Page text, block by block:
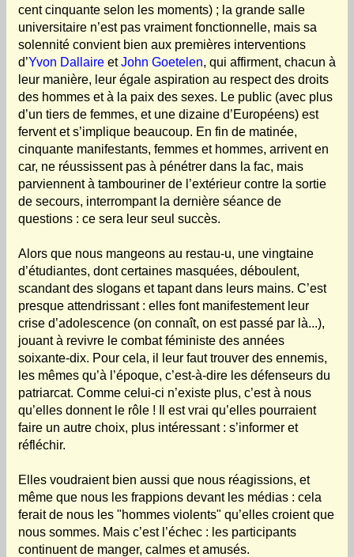
cent cinquante selon les moments) ; la grande salle
universitaire n’est pas vraiment fonctionnelle, mais sa
solennité convient bien aux premières interventions
d’Yvon Dallaire etJohn Goetelen, qui affirment, chacun à
leur manière, leur égale aspiration au respect des droits
des hommes et à la paix des sexes. Le public (avec plus
d’un tiers de femmes, et une dizaine d’Européens) est
fervent et s’implique beaucoup. En fin de matinée,
cinquante manifestants, femmes et hommes, arrivent en
car, ne réussissent pas à pénétrer dans la fac, mais
parviennent à tambouriner de l’extérieur contre la sortie
de secours, interrompant la dernière séance de
questions : ce sera leur seul succès.
Alors que nous mangeons au restau-u, une vingtaine
d’étudiantes, dont certaines masquées, déboulent,
scandant des slogans et tapant dans leurs mains. C’est
presque attendrissant : elles font manifestement leur
crise d’adolescence (on connaît, on est passé par là...),
jouant à revivre le combat féministe des années
soixante-dix. Pour cela, il leur faut trouver des ennemis,
les mêmes qu’à l’époque, c’est-à-dire les défenseurs du
patriarcat. Comme celui-ci n’existe plus, c’est à nous
qu’elles donnent le rôle ! Il est vrai qu’elles pourraient
faire un autre choix, plus intéressant : s’informer et
réfléchir.
Elles voudraient bien aussi que nous réagissions, et
même que nous les frappions devant les médias : cela
ferait de nous les "hommes violents" qu’elles croient que
nous sommes. Mais c’est l’échec : les participants
continuent de manger, calmes et amusés.